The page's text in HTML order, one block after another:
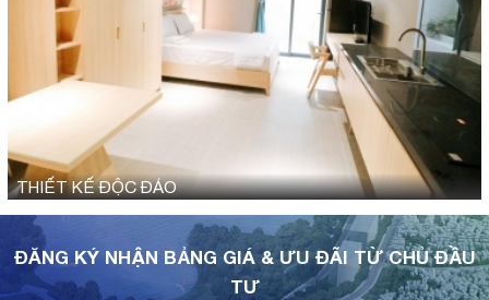
THIẾT KẾ ĐỘC ĐÁO
ĐĂNG KÝ NHẬN BẢNG GIÁ & ƯU ĐÃI TỪ CHỦ ĐẦU
TƯ